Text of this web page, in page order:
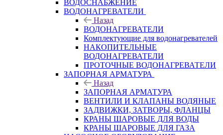
ВОДОСНАБЖЕНИЕ
ВОДОНАГРЕВАТЕЛИ
Назад
ВОДОНАГРЕВАТЕЛИ
Комплектующие для водонагревателей
НАКОПИТЕЛЬНЫЕ
ВОДОНАГРЕВАТЕЛИ
ПРОТОЧНЫЕ ВОДОНАГРЕВАТЕЛИ
ЗАПОРНАЯ АРМАТУРА
Назад
ЗАПОРНАЯ АРМАТУРА
ВЕНТИЛИ И КЛАПАНЫ ВОДЯНЫЕ
ЗАДВИЖКИ, ЗАТВОРЫ, ФЛАНЦЫ
КРАНЫ ШАРОВЫЕ ДЛЯ ВОДЫ
КРАНЫ ШАРОВЫЕ ДЛЯ ГАЗА